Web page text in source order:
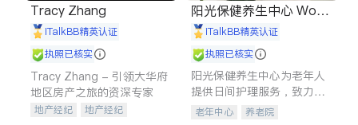
Tracy Zhang
iTalkBB精英认证
执照已核实
Tracy Zhang - 引领大华府
地区房产之旅的资深专家
地产经纪
地产经纪
阳光保健养生中心 World
shine
iTalkBB精英认证
执照已核实
阳光保健养生中心为老年人
提供日间护理服务，致力于
通过持续的护理创新来有效
老年中心 养老院